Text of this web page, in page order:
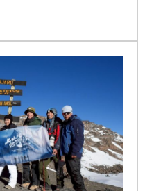
淚，直言一度後悔接下